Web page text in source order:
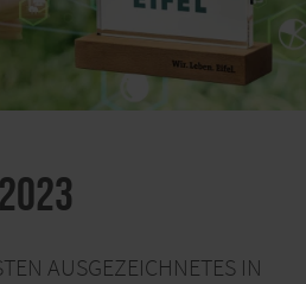
AUSGEZEICHNETES IN